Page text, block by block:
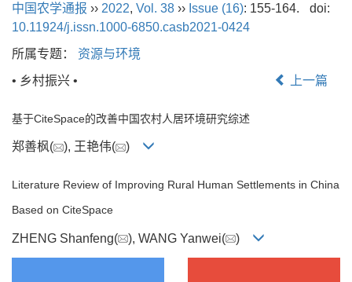
换
中国农学通报 ›› 2022, Vol. 38 ›› Issue (16): 155-164.
doi:
10.11924/j.issn.1000-6850.casb2021-0424
所属专题： 资源与环境
• 乡村振兴 •
上一篇
基于CiteSpace的改善中国农村人居环境研究综述
郑善枫( ), 王艳伟( )
Literature Review of Improving Rural Human Settlements in China
Based on CiteSpace
ZHENG Shanfeng( ), WANG Yanwei( )